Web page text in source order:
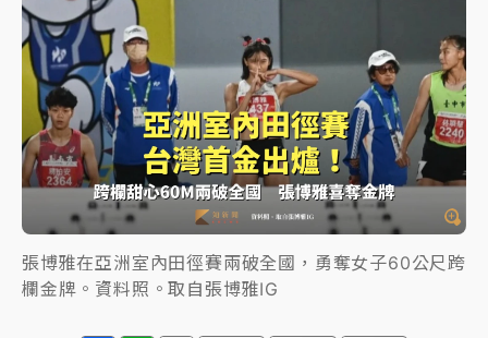
台東農業處長涉圖利渡假村！東檢抗告成功 今重開羈
押庭
父親節泡湯了！中颱白海豚雨彈轟3天 「紅到發紫」降
雨熱區曝
張博雅在亞洲室內田徑賽兩破全國，勇奪女子60公尺跨
欄金牌。資料照。取自張博雅IG